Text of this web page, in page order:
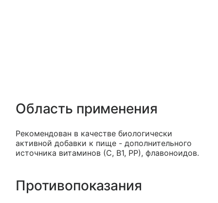
Область применения
Рекомендован в качестве биологически
активной добавки к пище - дополнительного
источника витаминов (С, В1, РР), флавоноидов.
Противопоказания